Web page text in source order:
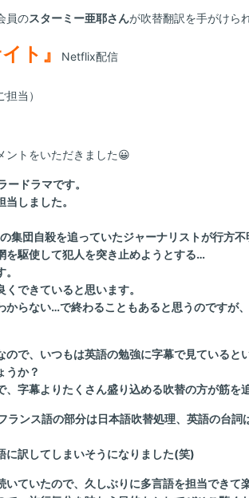
員のスターミー亜耶さんが吹替翻訳を手がけら
ト』
Netflix配信
当）
ントをいただきました😀
ドラマです。
しました。
集団自殺を追っていたジャーナリストが行方不
を駆使して犯人を突き止めようとする…
できていると思います。
からない…で終わることもあると思うのですが
ので、いつもは英語の勉強に字幕で見ていると
うか？
字幕よりたくさん盛り込める吹替の方が筋を
ンス語の部分は日本語吹替処理、英語の台詞
に訳してしまいそうになりました(笑)
いていたので、久しぶりに多言語を担当できて